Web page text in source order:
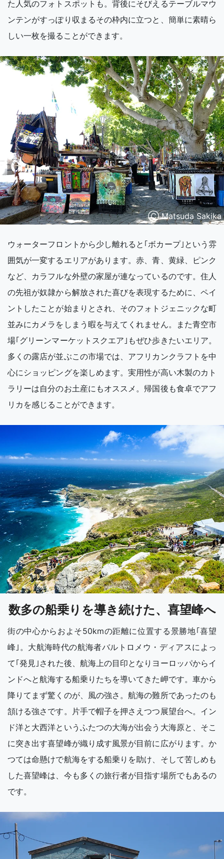
た人気のフォトスポットも。背後にそびえるテーブルマウ
ンテンがすっぽり収まるその枠内に立つと、簡単に素晴ら
しい一枚を撮ることができます。
Ⓒ Matsuda Sakika
ウォーターフロントから少し離れると｢ボカープ｣という雰
囲気が一変するエリアがあります。赤、青、黄緑、ピンク
など、カラフルな外壁の家屋が連なっているのです。住人
の先祖が奴隷から解放された喜びを表現するために、ペイ
ントしたことが始まりとされ、そのフォトジェニックな町
並みにカメラをしまう暇を与えてくれません。また青空市
場｢グリーンマーケットスクエア｣もぜひ歩きたいエリア。
多くの露店が並ぶこの市場では、アフリカンクラフトを中
心にショッピングを楽しめます。実用性が高い木製のカト
ラリーは自分のお土産にもオススメ。帰国後も食卓でアフ
リカを感じることができます。
数多の船乗りを導き続けた、喜望峰へ
街の中心からおよそ50kmの距離に位置する景勝地｢喜望
峰｣。大航海時代の航海者バルトロメウ・ディアスによっ
て｢発見｣された後、航海上の目印となりヨーロッパからイ
ンドへと航海する船乗りたちを導いてきた岬です。車から
降りてまず驚くのが、風の強さ。航海の難所であったのも
頷ける強さです。片手で帽子を押さえつつ展望台へ。イン
ド洋と大西洋というふたつの大海が出会う大海原と、そこ
に突き出す喜望峰が織り成す風景が目前に広がります。か
つては命懸けで航海をする船乗りを助け、そして苦しめも
した喜望峰は、今も多くの旅行者が目指す場所でもあるの
です。